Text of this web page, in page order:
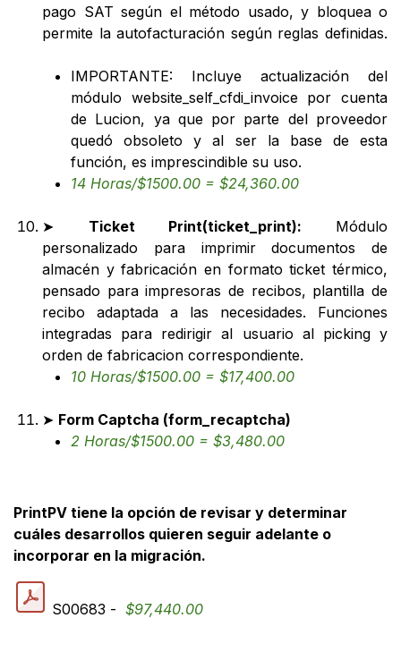
pago SAT según el método usado, y bloquea o
permite la autofacturación según reglas definidas.
IMPORTANTE: Incluye actualización del
módulo website_self_cfdi_invoice por cuenta
de Lucion, ya que por parte del proveedor
quedó obsoleto y al ser la base de esta
función, es imprescindible su uso.
14 Horas/$1500.00 = $24,360.00
➤ Ticket Print(ticket_print): Módulo
personalizado para imprimir documentos de
almacén y fabricación en formato ticket térmico,
pensado para impresoras de recibos, plantilla de
recibo adaptada a las necesidades. Funciones
integradas para redirigir al usuario al picking y
orden de fabricacion correspondiente.
10 Horas/$1500.00 = $17,400.00
➤ Form Captcha (form_recaptcha)
2 Horas/$1500.00 = $3,480.00
PrintPV tiene la opción de revisar y determinar
cuáles desarrollos quieren seguir adelante o
incorporar en la migración.
S00683 - $97,440.00